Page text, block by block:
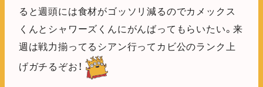
ると週頭には食材がゴッソリ減るのでカメックス
くんとシャワーズくんにがんばってもらいたい。来
週は戦力揃ってるシアン行ってカビ公のランク上
げガチるぞお！